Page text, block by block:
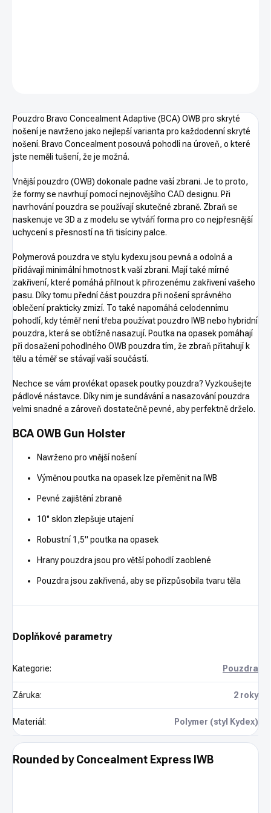
Pouzdro Bravo Concealment Adaptive (BCA) OWB pro skryté
nošení je navrženo jako nejlepší varianta pro každodenní skryté
nošení. Bravo Concealment posouvá pohodlí na úroveň, o které
jste neměli tušení, že je možná.
Vnější pouzdro (OWB) dokonale padne vaší zbrani. Je to proto,
že formy se navrhují pomocí nejnovějšího CAD designu. Při
navrhování pouzdra se používají skutečné zbraně. Zbraň se
naskenuje ve 3D a z modelu se vytváří forma pro co nejpřesnější
uchycení s přesností na tři tisíciny palce.
Polymerová pouzdra ve stylu kydexu jsou pevná a odolná a
přidávají minimální hmotnost k vaší zbrani. Mají také mírné
zakřivení, které pomáhá přilnout k přirozenému zakřivení vašeho
pasu. Díky tomu přední část pouzdra při nošení správného
oblečení prakticky zmizí. To také napomáhá celodennímu
pohodlí, kdy téměř není třeba používat pouzdro IWB nebo hybridní
pouzdra, která se obtížně nasazují. Poutka na opasek pomáhají
při dosažení pohodlného OWB pouzdra tím, že zbraň přitahují k
tělu a téměř se stávají vaší součástí.
Nechce se vám provlékat opasek poutky pouzdra? Vyzkoušejte
pádlové nástavce. Díky nim je sundávání a nasazování pouzdra
velmi snadné a zároveň dostatečně pevné, aby perfektně drželo.
BCA OWB Gun Holster
Navrženo pro vnější nošení
Výměnou poutka na opasek lze přeměnit na IWB
Pevné zajištění zbraně
10° sklon zlepšuje utajení
Robustní 1,5" poutka na opasek
Hrany pouzdra jsou pro větší pohodlí zaoblené
Pouzdra jsou zakřivená, aby se přizpůsobila tvaru těla
Doplňkové parametry
Kategorie: Pouzdra
Záruka: 2 roky
Materiál: Polymer (styl Kydex)
Rounded by Concealment Express IWB